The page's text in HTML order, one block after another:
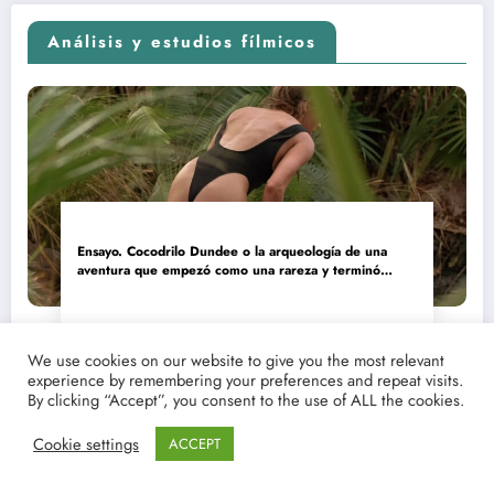
Análisis y estudios fílmicos
Ensayo. Cocodrilo Dundee o la arqueología de una
aventura que empezó como una rareza y terminó
We use cookies on our website to give you the most relevant
experience by remembering your preferences and repeat visits.
By clicking “Accept”, you consent to the use of ALL the cookies.
Cookie settings
ACCEPT